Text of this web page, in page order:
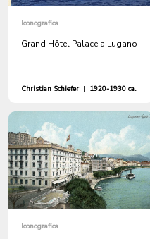
Iconografica
Grand Hôtel Palace a Lugano
Christian Schiefer | 1920-1930 ca.
Iconografica